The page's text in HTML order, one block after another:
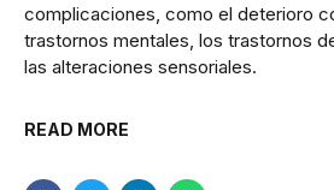
complicaciones, como el deterioro
trastornos mentales, los trastornos
las alteraciones sensoriales.
READ MORE